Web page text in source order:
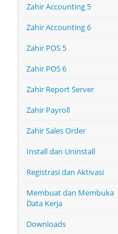
Zahir Accounting 5
Zahir Accounting 6
Zahir POS 5
Zahir POS 6
Zahir Report Server
Zahir Payroll
Zahir Sales Order
Install dan Uninstall
Registrasi dan Aktivasi
Membuat dan Membuka
Data Kerja
Downloads